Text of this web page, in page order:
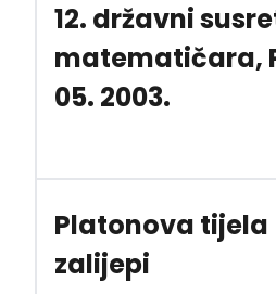
12. državni
matematičara,
05. 2003.
Platonova tijela
zalijepi